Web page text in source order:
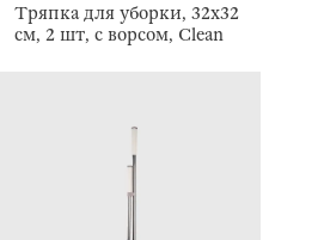
Тряпка для уборки, 32х32
см, 2 шт, с ворсом, Clean